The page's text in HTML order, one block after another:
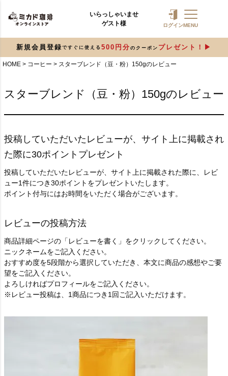
いらっしゃいませ
ゲスト様
ログインMENU
新規会員登録 ですぐに使える 500円分 のクーポン プレゼント！
HOME コーヒー スターブレンド（豆・粉）150gのレビュー
スターブレンド（豆・粉）150gのレビュー
投稿していただいたレビューが、サイト上に掲載され
た際に30ポイントプレゼント
投稿していただいたレビューが、サイト上に掲載された際に、レビ
ュー1件につき30ポイントをプレゼントいたします。
ポイント付与にはお時間をいただく場合がございます。
レビューの投稿方法
商品詳細ページの「レビューを書く」をクリックしてください。
ニックネームをご記入ください。
おすすめ度を5段階から選択していただき、本文に商品の感想やご要
望をご記入ください。
よろしければプロフィールをご記入ください。
※レビュー投稿は、1商品につき1回ご記入いただけます。